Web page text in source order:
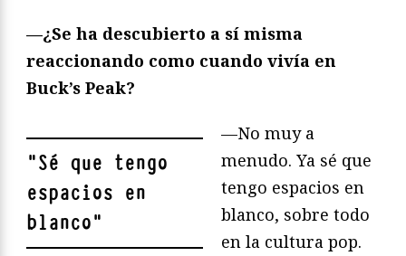
—¿Se ha descubierto a sí misma
reaccionando como cuando vivía en
Buck’s Peak?
"Sé que tengo
espacios en
blanco"
—No muy a
menudo. Ya sé que
tengo espacios en
blanco, sobre todo
en la cultura pop.